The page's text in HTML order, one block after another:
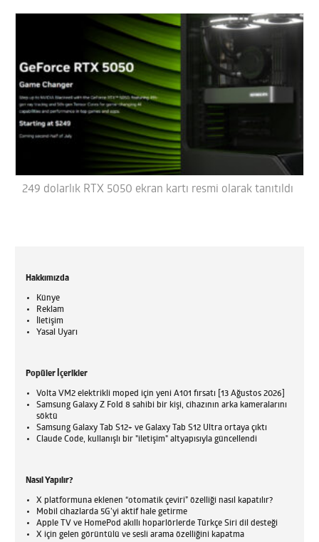
249 dolarlık RTX 5050 ekran kartı resmi olarak tanıtıldı
Hakkımızda
Künye
Reklam
İletişim
Yasal Uyarı
Popüler İçerikler
Volta VM2 elektrikli moped için yeni A101 fırsatı [13 Ağustos 2026]
Samsung Galaxy Z Fold 8 sahibi bir kişi, cihazının arka kameralarını
söktü
Samsung Galaxy Tab S12+ ve Galaxy Tab S12 Ultra ortaya çıktı
Claude Code, kullanışlı bir "iletişim" altyapısıyla güncellendi
Nasıl Yapılır?
X platformuna eklenen “otomatik çeviri” özelliği nasıl kapatılır?
Mobil cihazlarda 5G’yi aktif hale getirme
Apple TV ve HomePod akıllı hoparlörlerde Türkçe Siri dil desteği
X için gelen görüntülü ve sesli arama özelliğini kapatma